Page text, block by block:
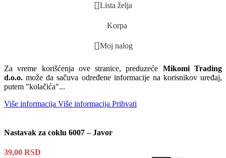
Lista želja
Korpa
Moj nalog
Za vreme korišćenja ove stranice, preduzeće Mikomi Trading
d.o.o. može da sačuva određene informacije na korisnikov uređaj,
putem "kolačića"...
Više informacija Više informacija Prihvati
Nastavak za coklu 6007 – Javor
39,00 RSD